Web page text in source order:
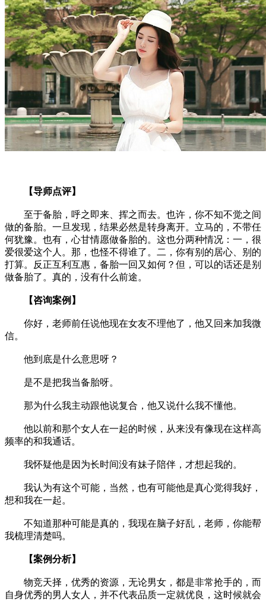
【导师点评】
至于备胎，呼之即来、挥之而去。也许，你不知不觉之间
做的备胎。一旦发现，结果必然是转身离开。立马的，不带任
何犹豫。也有，心甘情愿做备胎的。这也分两种情况：一，很
爱很爱这个人。那，也怪不得谁了。二，你有别的居心、别的
打算。反正互利互惠，备胎一回又如何？但，可以的话还是别
做备胎了。真的，没有什么前途。
【咨询案例】
你好，老师前任说他现在女友不理他了，他又回来加我微
信。
他到底是什么意思呀？
是不是把我当备胎呀。
那为什么我主动跟他说复合，他又说什么我不懂他。
他以前和那个女人在一起的时候，从来没有像现在这样高
频率的和我通话。
我怀疑他是因为长时间没有妹子陪伴，才想起我的。
我认为有这个可能，当然，也有可能他是真心觉得我好，
想和我在一起。
不知道那种可能是真的，我现在脑子好乱，老师，你能帮
我梳理清楚吗。
【案例分析】
物竞天择，优秀的资源，无论男女，都是非常抢手的，而
自身优秀的男人女人，并不代表品质一定就优良，这时候就会